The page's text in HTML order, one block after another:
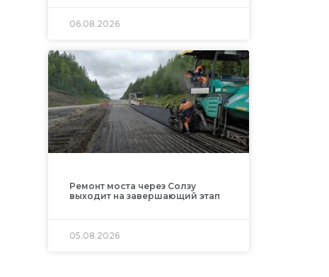
06.08.2026
Ремонт моста через Солзу
выходит на завершающий этап
05.08.2026